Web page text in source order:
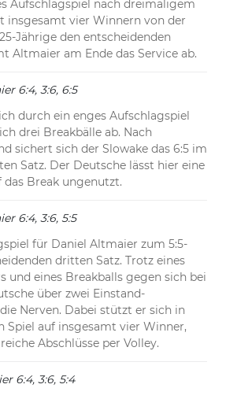
Aufschlagspiel nach dreimaligem
insgesamt vier Winnern von der
Jährige den entscheidenden
Altmaier am Ende das Service ab.
6:4, 3:6, 6:5
durch ein enges Aufschlagspiel
drei Breakbälle ab. Nach
sichert sich der Slowake das 6:5 im
Satz. Der Deutsche lässt hier eine
Break ungenutzt.
6:4, 3:6, 5:5
für Daniel Altmaier zum 5:5-
dritten Satz. Trotz eines
und eines Breakballs gegen sich bei
über zwei Einstand-
Nerven. Dabei stützt er sich in
Spiel auf insgesamt vier Winner,
Abschlüsse per Volley.
6:4, 3:6, 5:4